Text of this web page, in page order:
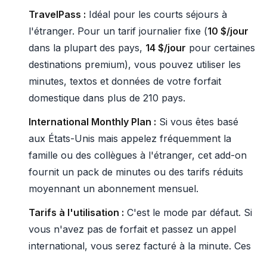
TravelPass : Idéal pour les courts séjours à
l'étranger. Pour un tarif journalier fixe (10 $/jour
dans la plupart des pays, 14 $/jour pour certaines
destinations premium), vous pouvez utiliser les
minutes, textos et données de votre forfait
domestique dans plus de 210 pays.
International Monthly Plan : Si vous êtes basé
aux États-Unis mais appelez fréquemment la
famille ou des collègues à l'étranger, cet add-on
fournit un pack de minutes ou des tarifs réduits
moyennant un abonnement mensuel.
Tarifs à l'utilisation : C'est le mode par défaut. Si
vous n'avez pas de forfait et passez un appel
international, vous serez facturé à la minute. Ces